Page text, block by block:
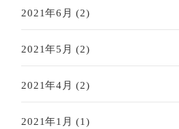
2021年6月 (2)
2021年5月 (2)
2021年4月 (2)
2021年1月 (1)